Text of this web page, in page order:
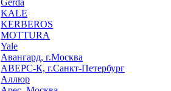
Gerda
KALE
KERBEROS
MOTTURA
Yale
Авангард, г.Москва
АВЕРС-К, г.Санкт-Петербург
Аллюр